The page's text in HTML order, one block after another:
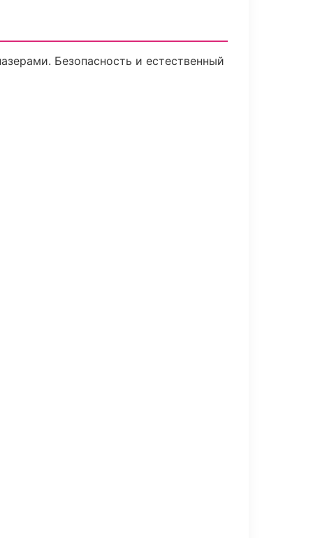
Безопасность и естественный